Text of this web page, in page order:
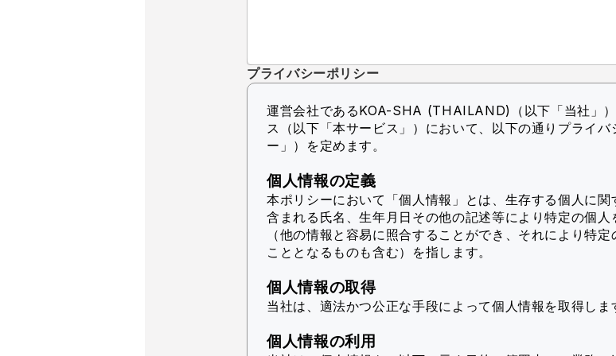
プライバシーポリシー
運営会社であるKOA-SHA (THAILAND)（以下「当社」）
ス（以下「本サービス」）において、以下の通りプライ
ー」）を定めます。
個人情報の定義
本ポリシーにおいて「個人情報」とは、生存する個人に
含まれる氏名、生年月日その他の記述等により特定の個
（他の情報と容易に照合することができ、それにより特
こととなるものも含む）を指します。
個人情報の取得
当社は、適法かつ公正な手段によって個人情報を取得しま
個人情報の利用